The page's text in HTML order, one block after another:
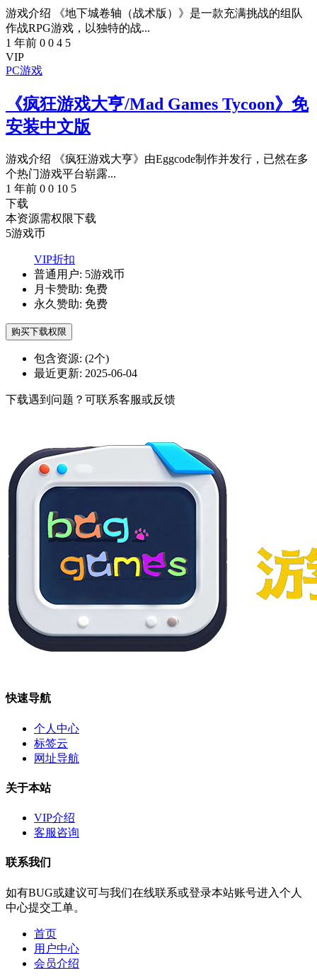
游戏介绍 《地下城卷轴（战术版）》是一款充满挑战的组队
作战RPG游戏，以独特的战...
1 年前 0 0 4 5
VIP
PC游戏
《疯狂游戏大亨/Mad Games Tycoon》免
安装中文版
游戏介绍 《疯狂游戏大亨》由Eggcode制作并发行，已然在多
个热门游戏平台崭露...
1 年前 0 0 10 5
下载
本资源需权限下载
5游戏币
VIP折扣
普通用户: 5游戏币
月卡赞助: 免费
永久赞助: 免费
购买下载权限
包含资源: (2个)
最近更新: 2025-06-04
下载遇到问题？可联系客服或反馈
快速导航
个人中心
标签云
网址导航
关于本站
VIP介绍
客服咨询
联系我们
如有BUG或建议可与我们在线联系或登录本站账号进入个人
中心提交工单。
首页
用户中心
会员介绍